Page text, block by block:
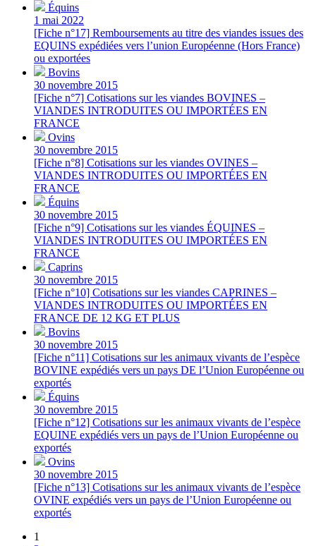
Équins
1 mai 2022
[Fiche n°17] Remboursements au titre des viandes issues des
EQUINS expédiées vers l’union Européenne (Hors France)
ou exportées
Bovins
30 novembre 2015
[Fiche n°7] Cotisations sur les viandes BOVINES –
VIANDES INTRODUITES OU IMPORTÉES EN
FRANCE
Ovins
30 novembre 2015
[Fiche n°8] Cotisations sur les viandes OVINES –
VIANDES INTRODUITES OU IMPORTÉES EN
FRANCE
Équins
30 novembre 2015
[Fiche n°9] Cotisations sur les viandes ÉQUINES –
VIANDES INTRODUITES OU IMPORTÉES EN
FRANCE
Caprins
30 novembre 2015
[Fiche n°10] Cotisations sur les viandes CAPRINES –
VIANDES INTRODUITES OU IMPORTÉES EN
FRANCE DE 12 KG ET PLUS
Bovins
30 novembre 2015
[Fiche n°11] Cotisations sur les animaux vivants de l’espèce
BOVINE expédiés vers un pays DE l’Union Européenne ou
exportés
Équins
30 novembre 2015
[Fiche n°12] Cotisations sur les animaux vivants de l’espèce
EQUINE expédiés vers un pays de l’Union Européenne ou
exportés
Ovins
30 novembre 2015
[Fiche n°13] Cotisations sur les animaux vivants de l’espèce
OVINE expédiés vers un pays de l’Union Européenne ou
exportés
1